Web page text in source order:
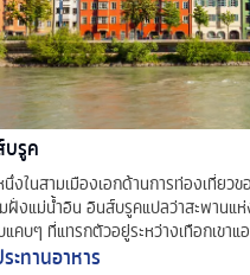
รูค
นึ่งในสามเมืองเอกด้านการท่องเที่ยว
ฝั่งแม่น้ำอิน อินส์บรูคแปลว่าสะพานแ
แคบๆ ที่แทรกตัวอยู่ระหว่างเทือกเขาแ
ะทานอาหาร